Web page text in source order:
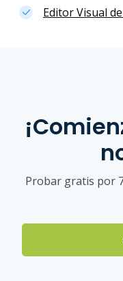
Editor Visual
Probar gratis por